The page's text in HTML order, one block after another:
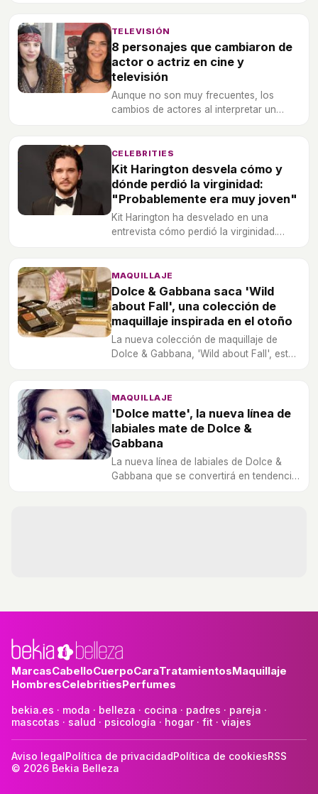
TELEVISIÓN
8 personajes que cambiaron de
actor o actriz en cine y
televisión
Aunque no son muy frecuentes, los
cambios de actores al interpretar un
llamativos en la ficción.
CELEBRITIES
Kit Harington desvela cómo y
dónde perdió la virginidad:
"Probablemente era muy joven"
Kit Harington ha desvelado en una
entrevista cómo perdió la virginidad.
MAQUILLAJE
Dolce & Gabbana saca 'Wild
about Fall', una colección de
maquillaje inspirada en el otoño
La nueva colección de maquillaje de
Dolce & Gabbana, 'Wild about Fall', está
pintauñas.
MAQUILLAJE
'Dolce matte', la nueva línea de
labiales mate de Dolce &
Gabbana
La nueva línea de labiales de Dolce &
Gabbana que se convertirá en tendencia
MarcasCabelloCuerpoCaraTratamientosMaquillaje
HombresCelebritiesPerfumes
bekia.es · moda · belleza · cocina · padres · pareja ·
mascotas · salud · psicología · hogar· fit · viajes
Aviso legalPolítica de privacidadPolítica de cookiesRSS
© 2026 Bekia Belleza